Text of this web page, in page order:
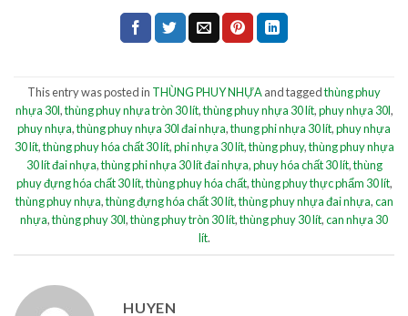
This entry was posted in THÙNG PHUY NHỰAand taggedthùng phuy
nhựa 30l,thùng phuy nhựa tròn 30 lít,thùng phuy nhựa 30 lít,phuy nhựa 30l,
phuy nhựa,thùng phuy nhựa 30l đai nhựa,thung phi nhựa 30 lít,phuy nhựa
30 lít,thùng phuy hóa chất 30 lít,phi nhựa 30 lít,thùng phuy,thùng phuy nhựa
30 lít đai nhựa,thùng phi nhựa 30 lít đai nhựa,phuy hóa chất 30 lít,thùng
phuy đựng hóa chất 30 lít,thùng phuy hóa chất,thùng phuy thực phẩm 30 lít,
thùng phuy nhựa,thùng đựng hóa chất 30 lít,thùng phuy nhựa đai nhựa,can
nhựa,thùng phuy 30l,thùng phuy tròn 30 lít,thùng phuy 30 lít,can nhựa 30
lít.
HUYEN